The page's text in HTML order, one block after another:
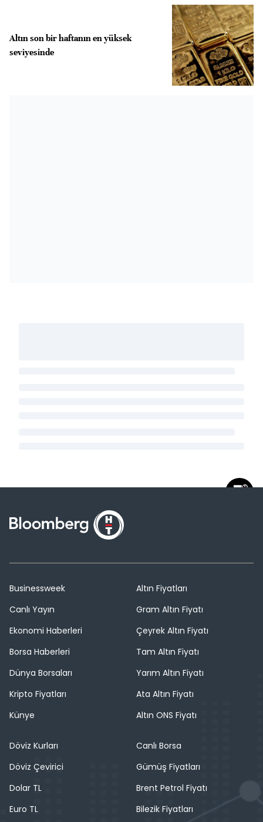
Altın son bir haftanın en yüksek
seviyesinde
Businessweek
Canlı Yayın
Ekonomi Haberleri
Borsa Haberleri
Dünya Borsaları
Kripto Fiyatları
Künye
Altın Fiyatları
Gram Altın Fiyatı
Çeyrek Altın Fiyatı
Tam Altın Fiyatı
Yarım Altın Fiyatı
Ata Altın Fiyatı
Altın ONS Fiyatı
Döviz Kurları
Döviz Çevirici
Dolar TL
Euro TL
Canlı Borsa
Gümüş Fiyatları
Brent Petrol Fiyatı
Bilezik Fiyatları